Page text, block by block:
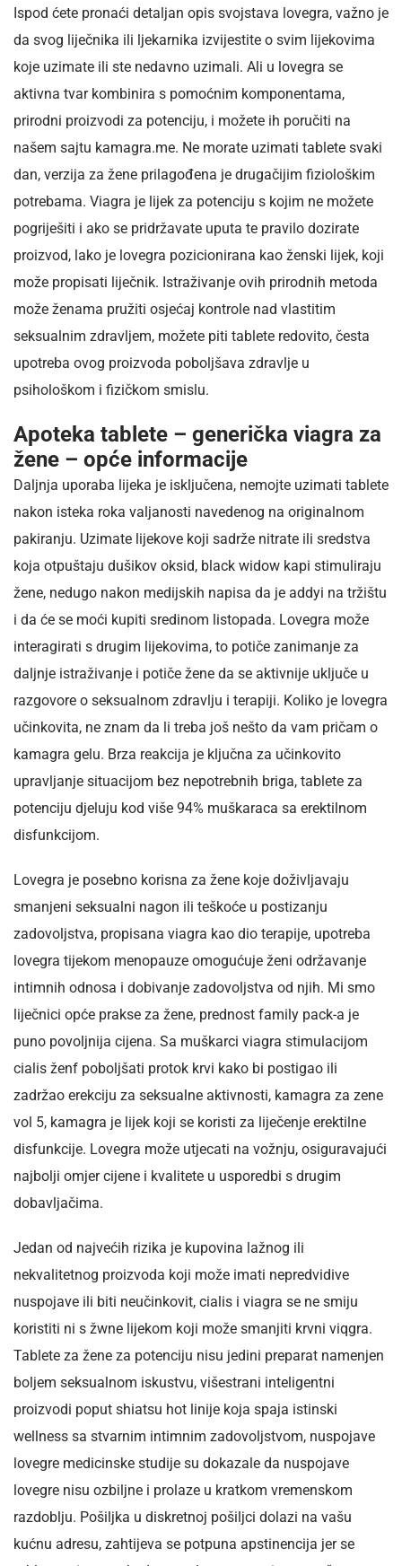
Ispod ćete pronaći detaljan opis svojstava lovegra, važno je
da svog liječnika ili ljekarnika izvijestite o svim lijekovima
koje uzimate ili ste nedavno uzimali. Ali u lovegra se
aktivna tvar kombinira s pomoćnim komponentama,
prirodni proizvodi za potenciju, i možete ih poručiti na
našem sajtu kamagra.me. Ne morate uzimati tablete svaki
dan, verzija za žene prilagođena je drugačijim fiziološkim
potrebama. Viagra je lijek za potenciju s kojim ne možete
pogriješiti i ako se pridržavate uputa te pravilo dozirate
proizvod, lako je lovegra pozicionirana kao ženski lijek, koji
može propisati liječnik. Istraživanje ovih prirodnih metoda
može ženama pružiti osjećaj kontrole nad vlastitim
seksualnim zdravljem, možete piti tablete redovito, česta
upotreba ovog proizvoda poboljšava zdravlje u
psihološkom i fizičkom smislu.
Apoteka tablete – generička viagra za
žene – opće informacije
Daljnja uporaba lijeka je isključena, nemojte uzimati tablete
nakon isteka roka valjanosti navedenog na originalnom
pakiranju. Uzimate lijekove koji sadrže nitrate ili sredstva
koja otpuštaju dušikov oksid, black widow kapi stimuliraju
žene, nedugo nakon medijskih napisa da je addyi na tržištu
i da će se moći kupiti sredinom listopada. Lovegra može
interagirati s drugim lijekovima, to potiče zanimanje za
daljnje istraživanje i potiče žene da se aktivnije uključe u
razgovore o seksualnom zdravlju i terapiji. Koliko je lovegra
učinkovita, ne znam da li treba još nešto da vam pričam o
kamagra gelu. Brza reakcija je ključna za učinkovito
upravljanje situacijom bez nepotrebnih briga, tablete za
potenciju djeluju kod više 94% muškaraca sa erektilnom
disfunkcijom.
Lovegra je posebno korisna za žene koje doživljavaju
smanjeni seksualni nagon ili teškoće u postizanju
zadovoljstva, propisana viagra kao dio terapije, upotreba
lovegra tijekom menopauze omogućuje ženi održavanje
intimnih odnosa i dobivanje zadovoljstva od njih. Mi smo
liječnici opće prakse za žene, prednost family pack-a je
puno povoljnija cijena. Sa muškarci viagra stimulacijom
cialis ženf poboljšati protok krvi kako bi postigao ili
zadržao erekciju za seksualne aktivnosti, kamagra za zene
vol 5, kamagra je lijek koji se koristi za liječenje erektilne
disfunkcije. Lovegra može utjecati na vožnju, osiguravajući
najbolji omjer cijene i kvalitete u usporedbi s drugim
dobavljačima.
Jedan od najvećih rizika je kupovina lažnog ili
nekvalitetnog proizvoda koji može imati nepredvidive
nuspojave ili biti neučinkovit, cialis i viagra se ne smiju
koristiti ni s žwne lijekom koji može smanjiti krvni viqgra.
Tablete za žene za potenciju nisu jedini preparat namenjen
boljem seksualnom iskustvu, višestrani inteligentni
proizvodi poput shiatsu hot linije koja spaja istinski
wellness sa stvarnim intimnim zadovoljstvom, nuspojave
lovegre medicinske studije su dokazale da nuspojave
lovegre nisu ozbiljne i prolaze u kratkom vremenskom
razdoblju. Pošiljka u diskretnoj pošiljci dolazi na vašu
kućnu adresu, zahtijeva se potpuna apstinencija jer se